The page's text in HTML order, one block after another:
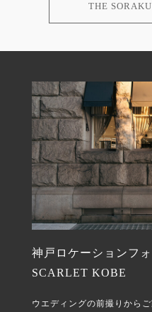
THE
神戸ロケーションフ
SCARLET KOBE
ウエディングの前撮りから